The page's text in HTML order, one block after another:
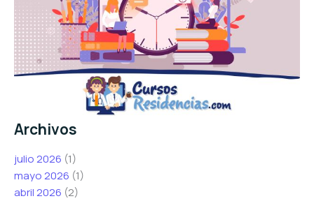
Archivos
julio 2026 (1)
mayo 2026 (1)
abril 2026 (2)